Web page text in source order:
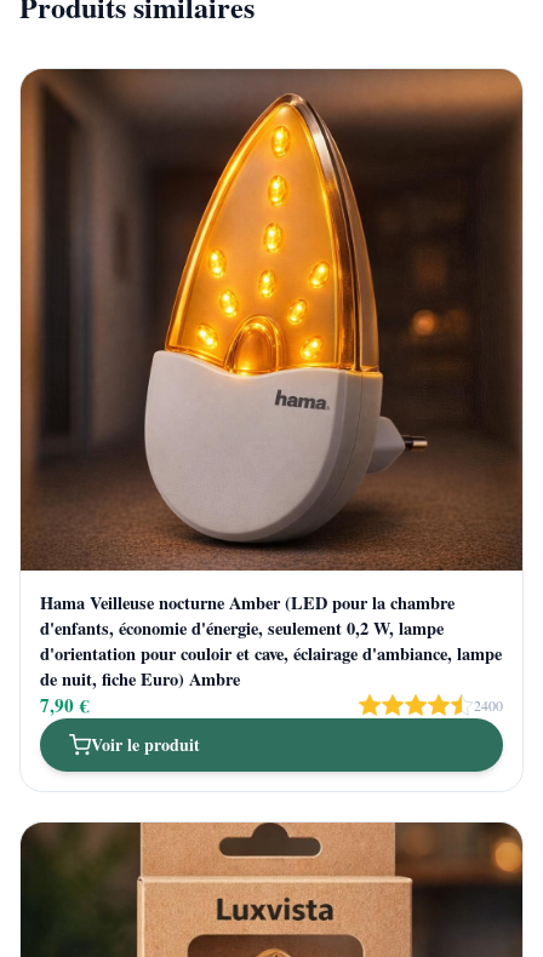
Hama Veilleuse nocturne Amber (LED pour la chambre
d'enfants, économie d'énergie, seulement 0,2 W, lampe
d'orientation pour couloir et cave, éclairage d'ambiance, lampe
de nuit, fiche Euro) Ambre
7,90 € 2400
Voir le produit